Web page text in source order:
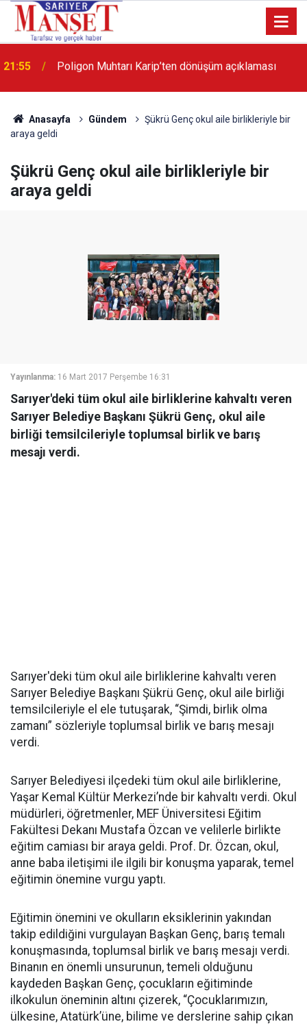
13:36 'Poligon'da İstanbul'a örnek proje gerçekleştirilecek'
Anasayfa Gündem
Şükrü Genç okul aile birlikleriyle bir
araya geldi
Şükrü Genç okul aile birlikleriyle bir
araya geldi
Yayınlanma: 16 Mart 2017 Perşembe 16:31
Sarıyer'deki tüm okul aile birliklerine kahvaltı veren
Sarıyer Belediye Başkanı Şükrü Genç, okul aile
birliği temsilcileriyle toplumsal birlik ve barış
mesajı verdi.
Sarıyer'deki tüm okul aile birliklerine kahvaltı veren
Sarıyer Belediye Başkanı Şükrü Genç, okul aile birliği
temsilcileriyle el ele tutuşarak, “Şimdi, birlik olma
zamanı” sözleriyle toplumsal birlik ve barış mesajı
verdi.
Sarıyer Belediyesi ilçedeki tüm okul aile birliklerine,
Yaşar Kemal Kültür Merkezi’nde bir kahvaltı verdi. Okul
müdürleri, öğretmenler, MEF Üniversitesi Eğitim
Fakültesi Dekanı Mustafa Özcan ve velilerle birlikte
eğitim camiası bir araya geldi. Prof. Dr. Özcan, okul,
anne baba iletişimi ile ilgili bir konuşma yaparak, temel
eğitimin önemine vurgu yaptı.
Eğitimin önemini ve okulların eksiklerinin yakından
takip edildiğini vurgulayan Başkan Genç, barış temalı
konuşmasında, toplumsal birlik ve barış mesajı verdi.
Binanın en önemli unsurunun, temeli olduğunu
kaydeden Başkan Genç, çocukların eğitiminde
ilkokulun öneminin altını çizerek, “Çocuklarımızın,
ülkesine, Atatürk’üne, bilime ve derslerine sahip çıkan